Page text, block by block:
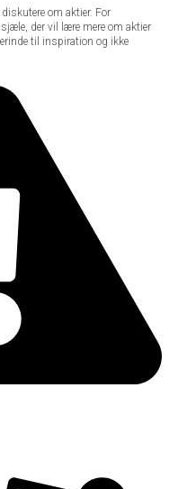
om aktier. For
sjæle, der vil lære mere om aktier
til inspiration og ikke